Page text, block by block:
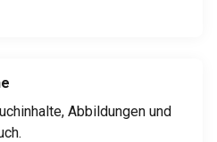
Abbildungen und